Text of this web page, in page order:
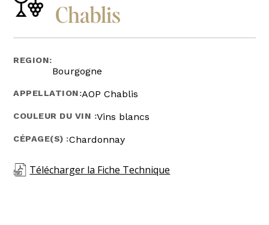
Chablis
REGION:
Bourgogne
APPELLATION:AOP Chablis
COULEUR DU VIN :Vins blancs
CÉPAGE(S) :Chardonnay
Télécharger la Fiche Technique